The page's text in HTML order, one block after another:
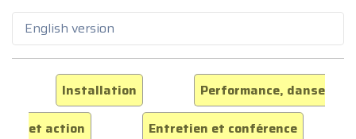
English version
Installation
Performance, danse
et action
Entretien et conférence